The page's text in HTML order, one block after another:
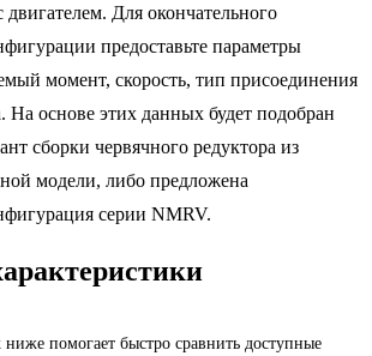
двигателем. Для окончательного
предоставьте параметры
момент, скорость, тип присоединения
На основе этих данных будет подобран
сборки червячного редуктора из
модели, либо предложена
серии NMRV.
помогает быстро сравнить доступные